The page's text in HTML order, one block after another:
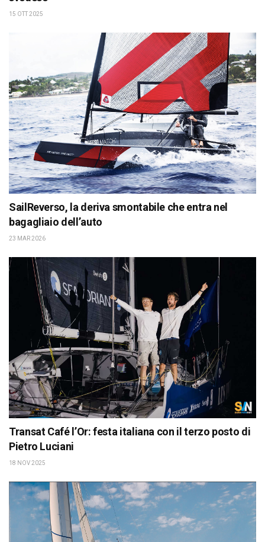
15 OTT 2025
SailReverso, la deriva smontabile che entra nel
bagagliaio dell’auto
23 MAR 2026
Transat Café l’Or: festa italiana con il terzo posto di
Pietro Luciani
18 NOV 2025